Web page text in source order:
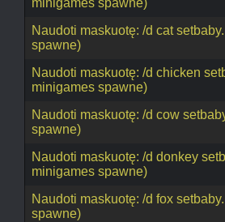
minigames spawne)
Naudoti maskuotę: /d cat
spawne)
Naudoti maskuotę: /d chicken
minigames spawne)
Naudoti maskuotę: /d cow
spawne)
Naudoti maskuotę: /d donkey
minigames spawne)
Naudoti maskuotę: /d fox
spawne)